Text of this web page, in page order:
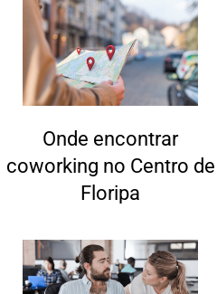
Onde encontrar
coworking no Centro de
Floripa